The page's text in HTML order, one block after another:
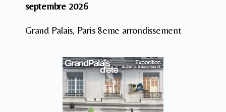
septembre 2026
Grand Palais, Paris 8eme arrondissement